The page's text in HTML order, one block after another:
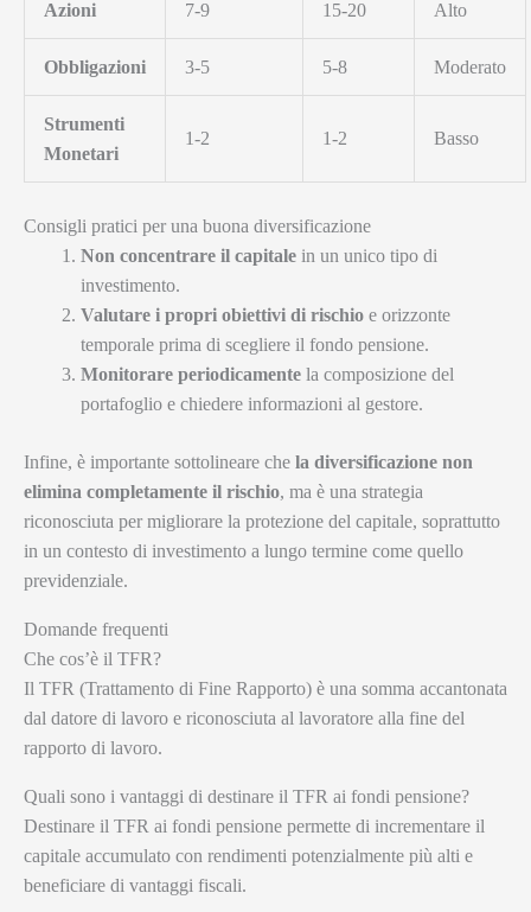
Azioni 7-9 15-20 Alto
Obbligazioni 3-5 5-8 Moderato
Strumenti
Monetari
1-2 1-2 Basso
Consigli pratici per una buona diversificazione
Non concentrare il capitale in un unico tipo di
investimento.
Valutare i propri obiettivi di rischio e orizzonte
temporale prima di scegliere il fondo pensione.
Monitorare periodicamente la composizione del
portafoglio e chiedere informazioni al gestore.
Infine, è importante sottolineare che la diversificazione non
elimina completamente il rischio, ma è una strategia
riconosciuta per migliorare la protezione del capitale, soprattutto
in un contesto di investimento a lungo termine come quello
previdenziale.
Domande frequenti
Che cos’è il TFR?
Il TFR (Trattamento di Fine Rapporto) è una somma accantonata
dal datore di lavoro e riconosciuta al lavoratore alla fine del
rapporto di lavoro.
Quali sono i vantaggi di destinare il TFR ai fondi pensione?
Destinare il TFR ai fondi pensione permette di incrementare il
capitale accumulato con rendimenti potenzialmente più alti e
beneficiare di vantaggi fiscali.